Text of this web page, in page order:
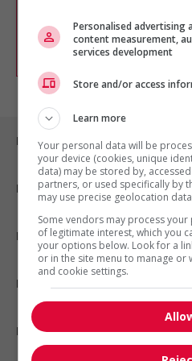
d'intérêt en emploi
comme membre
Emplois par ville
Emplois par secteur
Emplois par statut
Emplois par type
Nos suggestions
Personalised advertising
content measurement,
services development
Store and/or access
Learn more
Your personal data will be
your device (cookies, unique
data) may be stored by,
partners, or used specifically by
may use precise geolocation
Some vendors may process
of legitimate interest, which you
your options below. Look for a
or in the site menu to manage or
and cookie settings.